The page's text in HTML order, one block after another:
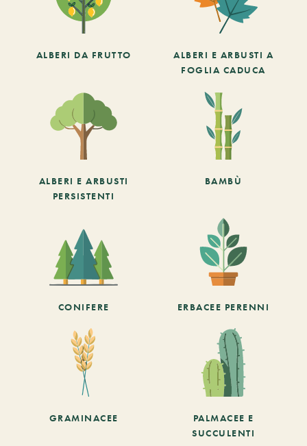
ALBERI DA FRUTTO
ALBERI E ARBUSTI A
FOGLIA CADUCA
ALBERI E ARBUSTI
PERSISTENTI
BAMBÙ
CONIFERE ERBACEE PERENNI
GRAMINACEE
PALMACEE E
SUCCULENTI